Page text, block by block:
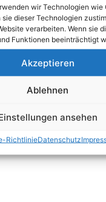
wir Technologien
dieser Technologien
verarbeiten. Wenn sie
Funktionen beeinträchtigt
Akzeptieren
Ablehnen
ansehen
RichtlinieDatenschutz